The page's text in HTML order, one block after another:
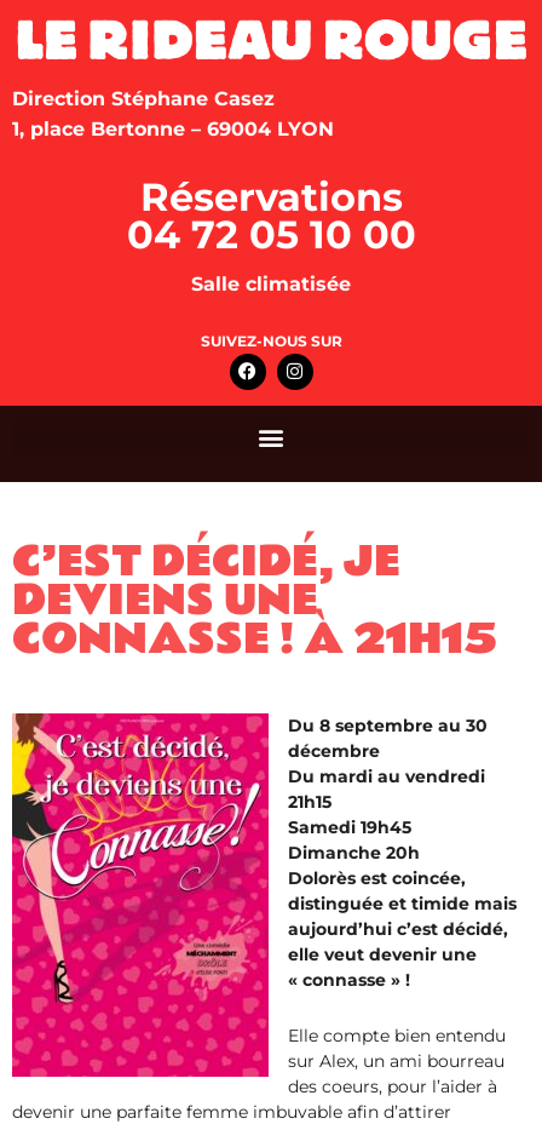
Direction Stéphane Casez
1, place Bertonne – 69004 LYON
Réservations
04 72 05 10 00
Salle climatisée
SUIVEZ-NOUS SUR
C’EST DÉCIDÉ, JE
DEVIENS UNE
CONNASSE ! À 21H15
Du 8 septembre au 30
décembre
Du mardi au vendredi
21h15
Samedi 19h45
Dimanche 20h
Dolorès est coincée,
distinguée et timide mais
aujourd’hui c’est décidé,
elle veut devenir une
« connasse » !
Elle compte bien entendu
sur Alex, un ami bourreau
des coeurs, pour l’aider à
devenir une parfaite femme imbuvable afin d’attirer